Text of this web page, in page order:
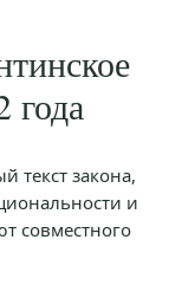
года
текст закона,
и
совместного